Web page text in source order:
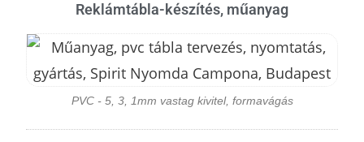
Reklámtábla-készítés, műanyag
PVC - 5, 3, 1mm vastag kivitel, formavágás